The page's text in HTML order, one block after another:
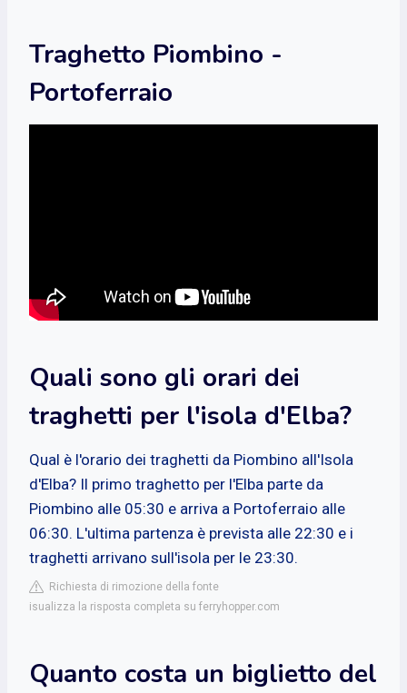
Traghetto Piombino -
Portoferraio
Quali sono gli orari dei
traghetti per l'isola d'Elba?
Qual è l'orario dei traghetti da Piombino all'Isola
d'Elba? Il primo traghetto per l'Elba parte da
Piombino alle 05:30 e arriva a Portoferraio alle
06:30. L'ultima partenza è prevista alle 22:30 e i
traghetti arrivano sull'isola per le 23:30.
Richiesta di rimozione della fonte
isualizza la risposta completa su ferryhopper.com
Quanto costa un biglietto del